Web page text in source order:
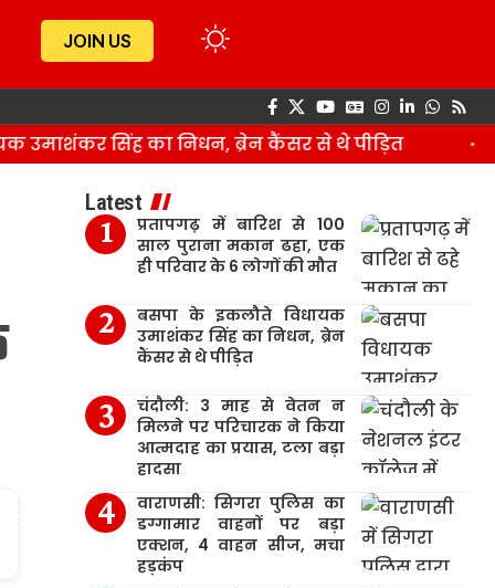
JOIN US
सिंह का निधन, ब्रेन कैंसर से थे पीड़ित
Latest
प्रतापगढ़ में बारिश से 100
साल पुराना मकान ढहा, एक
ही परिवार के 6 लोगों की मौत
बसपा के इकलौते विधायक
उमाशंकर सिंह का निधन, ब्रेन
कैंसर से थे पीड़ित
चंदौली: 3 माह से वेतन न
मिलने पर परिचारक ने किया
आत्मदाह का प्रयास, टला बड़ा
हादसा
वाराणसी: सिगरा पुलिस का
डग्गामार वाहनों पर बड़ा
एक्शन, 4 वाहन सीज, मचा
हड़कंप